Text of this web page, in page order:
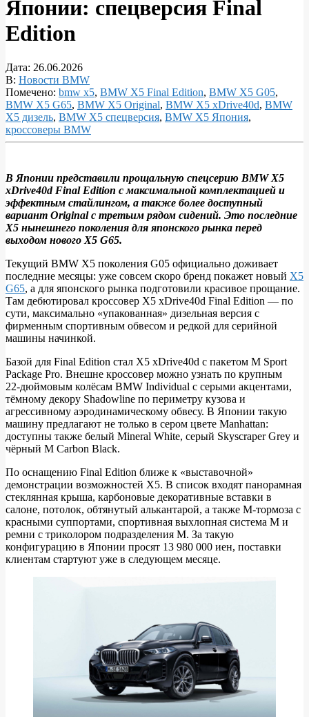
Японии: спецверсия Final
Edition
Дата: 26.06.2026
В: Новости BMW
Помечено: bmw x5, BMW X5 Final Edition, BMW X5 G05,
BMW X5 G65, BMW X5 Original, BMW X5 xDrive40d, BMW
X5 дизель, BMW X5 спецверсия, BMW X5 Япония,
кроссоверы BMW
Прощальный
BMW
X5
для
Японии:
спецверсия
Final
Edition
В Японии представили прощальную спецсерию BMW X5
xDrive40d Final Edition с максимальной комплектацией и
эффектным стайлингом, а также более доступный
вариант Original с третьим рядом сидений. Это последние
X5 нынешнего поколения для японского рынка перед
выходом нового X5 G65.
Текущий BMW X5 поколения G05 официально доживает
последние месяцы: уже совсем скоро бренд покажет новый X5
G65, а для японского рынка подготовили красивое прощание.
Там дебютировал кроссовер X5 xDrive40d Final Edition — по
сути, максимально «упакованная» дизельная версия с
фирменным спортивным обвесом и редкой для серийной
машины начинкой.
Базой для Final Edition стал X5 xDrive40d с пакетом M Sport
Package Pro. Внешне кроссовер можно узнать по крупным
22‑дюймовым колёсам BMW Individual с серыми акцентами,
тёмному декору Shadowline по периметру кузова и
агрессивному аэродинамическому обвесу. В Японии такую
машину предлагают не только в сером цвете Manhattan:
доступны также белый Mineral White, серый Skyscraper Grey и
чёрный M Carbon Black.
По оснащению Final Edition ближе к «выставочной»
демонстрации возможностей X5. В список входят панорамная
стеклянная крыша, карбоновые декоративные вставки в
салоне, потолок, обтянутый алькантарой, а также M‑тормоза с
красными суппортами, спортивная выхлопная система M и
ремни с триколором подразделения M. За такую
конфигурацию в Японии просят 13 980 000 иен, поставки
клиентам стартуют уже в следующем месяце.